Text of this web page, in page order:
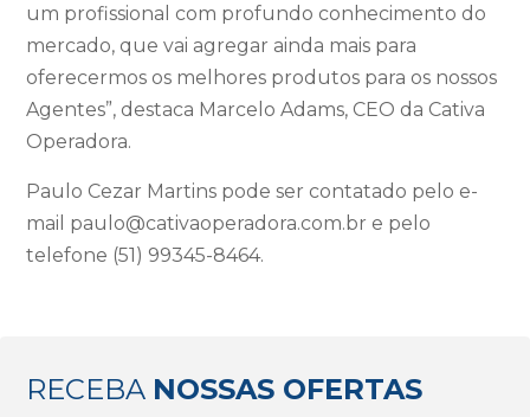
um profissional com profundo conhecimento do
mercado, que vai agregar ainda mais para
oferecermos os melhores produtos para os nossos
Agentes”, destaca Marcelo Adams, CEO da Cativa
Operadora.
Paulo Cezar Martins pode ser contatado pelo e-
mail paulo@cativaoperadora.com.br e pelo
telefone (51) 99345-8464.
RECEBA NOSSAS OFERTAS